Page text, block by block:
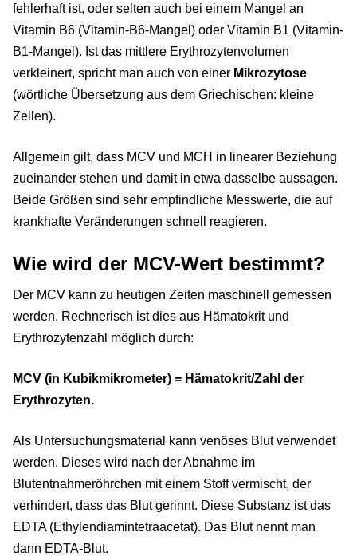
fehlerhaft ist, oder selten auch bei einem Mangel an
Vitamin B6 (Vitamin-B6-Mangel) oder Vitamin B1 (Vitamin-
B1-Mangel). Ist das mittlere Erythrozytenvolumen
verkleinert, spricht man auch von einer Mikrozytose
(wörtliche Übersetzung aus dem Griechischen: kleine
Zellen).
Allgemein gilt, dass MCV und MCH in linearer Beziehung
zueinander stehen und damit in etwa dasselbe aussagen.
Beide Größen sind sehr empfindliche Messwerte, die auf
krankhafte Veränderungen schnell reagieren.
Wie wird der MCV-Wert bestimmt?
Der MCV kann zu heutigen Zeiten maschinell gemessen
werden. Rechnerisch ist dies aus Hämatokrit und
Erythrozytenzahl möglich durch:
MCV (in Kubikmikrometer) = Hämatokrit/Zahl der
Erythrozyten.
Als Untersuchungsmaterial kann venöses Blut verwendet
werden. Dieses wird nach der Abnahme im
Blutentnahmeröhrchen mit einem Stoff vermischt, der
verhindert, dass das Blut gerinnt. Diese Substanz ist das
EDTA (Ethylendiamintetraacetat). Das Blut nennt man
dann EDTA-Blut.